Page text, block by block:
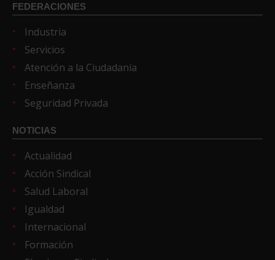
FEDERACIONES
Industria
Servicios
Atención a la Ciudadanía
Enseñanza
Seguridad Privada
NOTICIAS
Actualidad
Acción Sindical
Salud Laboral
Igualdad
Internacional
Formación